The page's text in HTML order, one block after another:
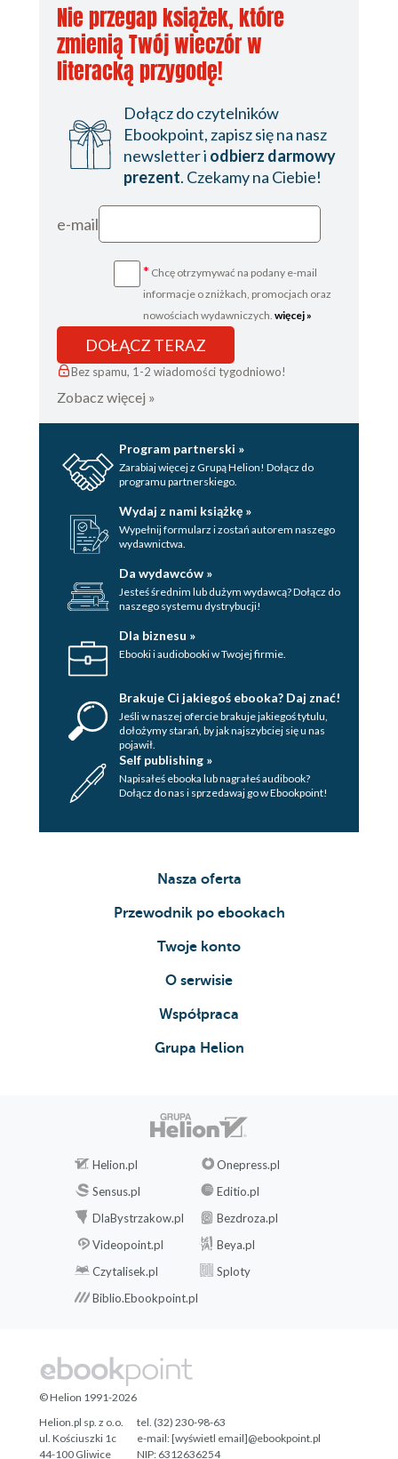
Nie przegap książek, które
zmienią Twój wieczór w
literacką przygodę!
Dołącz do czytelników
Ebookpoint, zapisz się na nasz
newsletter i odbierz darmowy
prezent. Czekamy na Ciebie!
e-mail
* Chcę otrzymywać na podany e-mail
informacje o zniżkach, promocjach oraz
nowościach wydawniczych. więcej »
DOŁĄCZ TERAZ
Bez spamu, 1-2 wiadomości tygodniowo!
Zobacz więcej »
Program partnerski »
Zarabiaj więcej z Grupą Helion! Dołącz do
programu partnerskiego.
Wydaj z nami książkę »
Wypełnij formularz i zostań autorem naszego
wydawnictwa.
Da wydawców »
Jesteś średnim lub dużym wydawcą? Dołącz do
naszego systemu dystrybucji!
Dla biznesu »
Ebooki i audiobooki w Twojej firmie.
Brakuje Ci jakiegoś ebooka? Daj znać!
Jeśli w naszej ofercie brakuje jakiegoś tytulu,
dołożymy starań, by jak najszybciej się u nas
pojawił.
Self publishing »
Napisałeś ebooka lub nagrałeś audibook?
Dołącz do nas i sprzedawaj go w Ebookpoint!
Nasza oferta
Przewodnik po ebookach
Twoje konto
O serwisie
Współpraca
Grupa Helion
Helion.pl
Onepress.pl
Sensus.pl
Editio.pl
DlaBystrzakow.pl
Bezdroza.pl
Videopoint.pl
Beya.pl
Czytalisek.pl
Sploty
Biblio.Ebookpoint.pl
© Helion 1991-2026
Helion.pl sp. z o.o.
ul. Kościuszki 1c
44-100 Gliwice
tel. (32) 230-98-63
e-mail:[wyświetl email]@ebookpoint.pl
NIP: 6312636254